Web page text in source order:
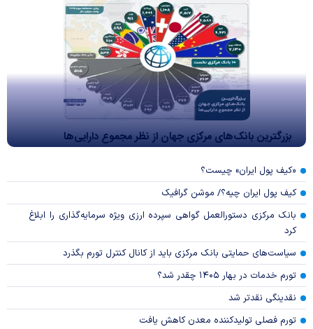
بزرگترین بانک‌های مرکزی جهان از نظر مجموع دارایی‌ها
«کیف پول ایران» چیست؟
کیف پول ایران چیه؟/ موشن گرافیک
بانک مرکزی دستورالعمل گواهی سپرده ارزی ویژه سرمایه‌گذاری را ابلاغ
کرد
سیاست‌های حمایتی بانک مرکزی باید از کانال کنترل تورم بگذرد
تورم خدمات در بهار ۱۴۰۵ چقدر شد؟
نقدینگی نقدتر شد
تورم فصلی تولیدکننده معدن کاهش یافت